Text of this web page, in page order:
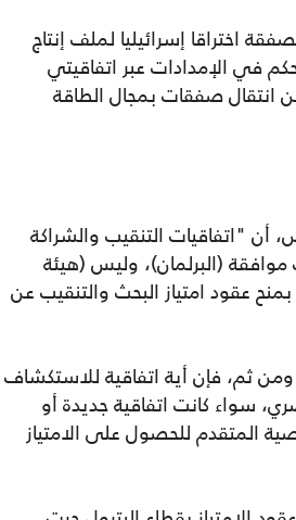
اختراقا إسرائيليا لملف إنتاج
في الإمدادات عبر اتفاقيتي
من انتقال صفقات بمجال الطاقة
"اتفاقيات التنقيب والشراكة
موافقة (البرلمان)، وليس (هيئة
عقود امتياز البحث والتنقيب عن
"ومن ثم، فإن أية اتفاقية للاستكشاف
سواء كانت اتفاقية جديدة أو
المتقدم للحصول على الامتياز